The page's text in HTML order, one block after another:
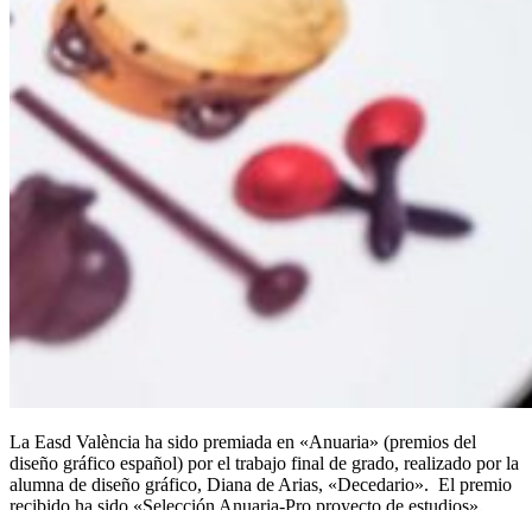
La Easd València ha sido premiada en «Anuaria» (premios del
diseño gráfico español) por el trabajo final de grado, realizado por la
alumna de diseño gráfico, Diana de Arias, «Decedario». El premio
recibido ha sido «Selección Anuaria-Pro proyecto de estudios».